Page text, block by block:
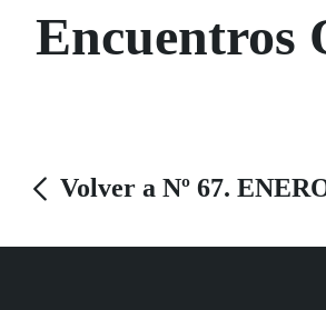
Encuentros
Volver a Nº 67.